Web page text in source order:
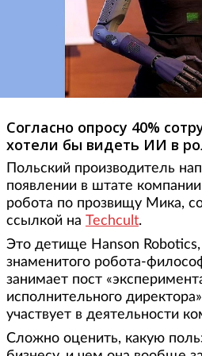
Согласно опросу 40%
хотели бы видеть ИИ в
Польский производитель
появлении в штате
робота по прозвищу Мика,
ссылкой на
Techcult.
Это детище Hanson Robotics,
знаменитого робота-
занимает пост
исполнительного
участвует в деятельности
Сложно оценить, какую